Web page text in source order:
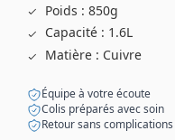
Poids : 850g
Capacité : 1.6L
Matière : Cuivre
Équipe à votre écoute
Colis préparés avec soin
Retour sans complications